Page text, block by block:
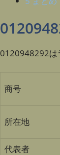
0120948292は
商号
所在地
代表者